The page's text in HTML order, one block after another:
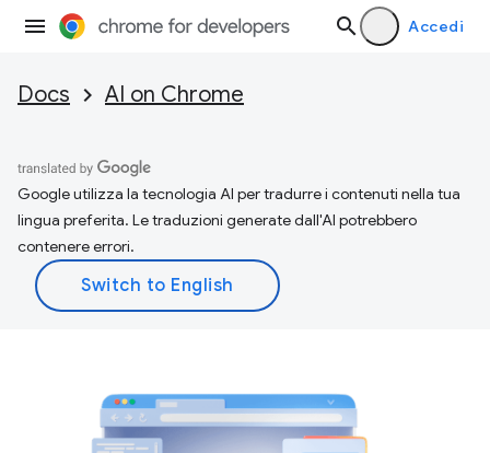
Accedi
Docs AI on Chrome
Google utilizza la tecnologia AI per tradurre i contenuti nella tua
lingua preferita. Le traduzioni generate dall'AI potrebbero
contenere errori.